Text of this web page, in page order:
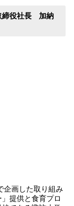
締役社長 加納
画した取り組み
提供と食育プロ